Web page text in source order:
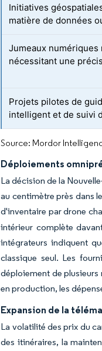
Initiatives
matière de données
Jumeaux
nécessitant une
Projets pilotes de
intelligent et de suivi
Source: Mordor
Déploiements
La décision de la
au centimètre près dans
d'inventaire par drone
intérieur complète
intégrateurs indiquent
classique seul. Les
déploiement de plusieurs
en production, les
Expansion de la
La volatilité des prix du
des itinéraires, la